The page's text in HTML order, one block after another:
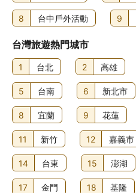
8 台中戶外活動 9
台灣旅遊熱門城市
1 台北 2 高雄
5 台南 6 新北市
8 宜蘭 9 花蓮
11 新竹 12 嘉義市
14 台東 15 澎湖
17 金門 18 基隆